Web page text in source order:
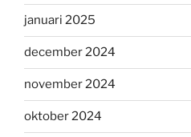
januari 2025
december 2024
november 2024
oktober 2024